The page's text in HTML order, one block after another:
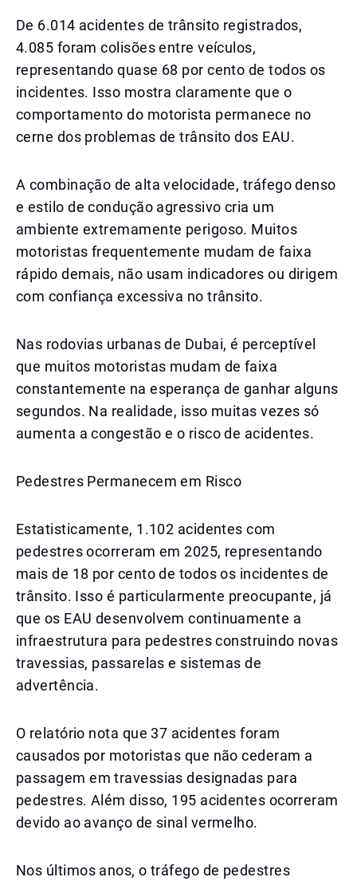
De 6.014 acidentes de trânsito registrados,
4.085 foram colisões entre veículos,
representando quase 68 por cento de todos os
incidentes. Isso mostra claramente que o
comportamento do motorista permanece no
cerne dos problemas de trânsito dos EAU.
A combinação de alta velocidade, tráfego denso
e estilo de condução agressivo cria um
ambiente extremamente perigoso. Muitos
motoristas frequentemente mudam de faixa
rápido demais, não usam indicadores ou dirigem
com confiança excessiva no trânsito.
Nas rodovias urbanas de Dubai, é perceptível
que muitos motoristas mudam de faixa
constantemente na esperança de ganhar alguns
segundos. Na realidade, isso muitas vezes só
aumenta a congestão e o risco de acidentes.
Pedestres Permanecem em Risco
Estatisticamente, 1.102 acidentes com
pedestres ocorreram em 2025, representando
mais de 18 por cento de todos os incidentes de
trânsito. Isso é particularmente preocupante, já
que os EAU desenvolvem continuamente a
infraestrutura para pedestres construindo novas
travessias, passarelas e sistemas de
advertência.
O relatório nota que 37 acidentes foram
causados por motoristas que não cederam a
passagem em travessias designadas para
pedestres. Além disso, 195 acidentes ocorreram
devido ao avanço de sinal vermelho.
Nos últimos anos, o tráfego de pedestres